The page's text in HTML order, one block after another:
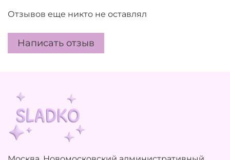
Отзывов еще никто не оставлял
Написать отзыв